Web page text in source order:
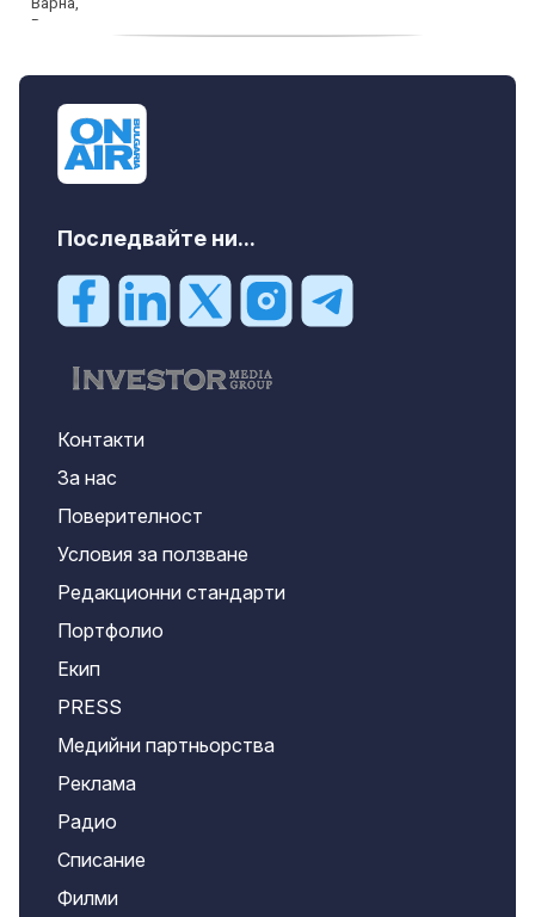
Последвайте ни...
Контакти
За нас
Поверителност
Условия за ползване
Редакционни стандарти
Портфолио
Екип
PRESS
Медийни партньорства
Реклама
Радио
Списание
Филми